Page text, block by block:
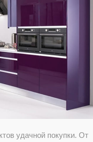
удачной покупки. От